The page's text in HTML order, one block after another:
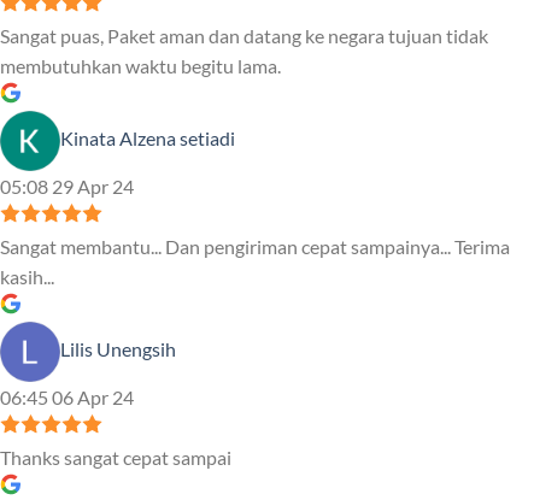
Sangat puas, Paket aman dan datang ke negara tujuan tidak
membutuhkan waktu begitu lama.
Kinata Alzena setiadi
05:08 29 Apr 24
Sangat membantu... Dan pengiriman cepat sampainya... Terima
kasih...
Lilis Unengsih
06:45 06 Apr 24
Thanks sangat cepat sampai